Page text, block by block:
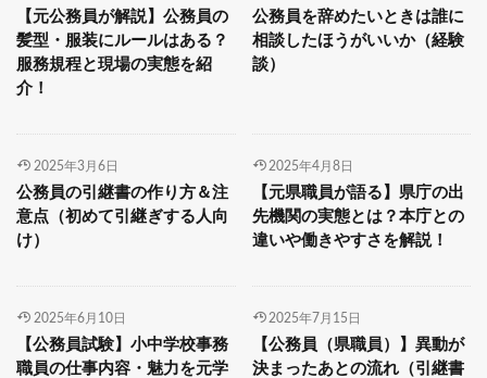
【元公務員が解説】公務員の
髪型・服装にルールはある？
服務規程と現場の実態を紹
介！
公務員を辞めたいときは誰に
相談したほうがいいか（経験
談）
2025年3月6日
公務員の引継書の作り方＆注
意点（初めて引継ぎする人向
け）
2025年4月8日
【元県職員が語る】県庁の出
先機関の実態とは？本庁との
違いや働きやすさを解説！
2025年6月10日
【公務員試験】小中学校事務
職員の仕事内容・魅力を元学
2025年7月15日
【公務員（県職員）】異動が
決まったあとの流れ（引継書